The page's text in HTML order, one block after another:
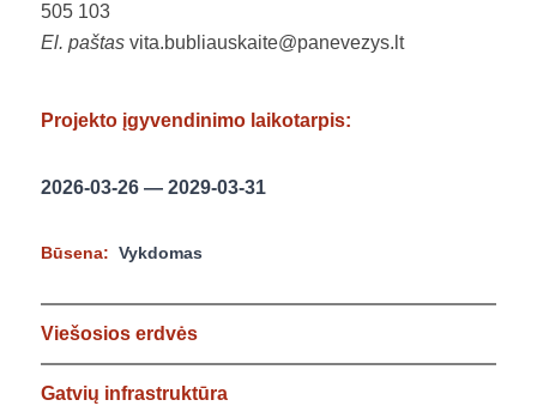
Projekto įgyvendinimo laikotarpis:
2026-03-26 — 2029-03-31
Būsena: Vykdomas
Viešosios erdvės
Gatvių infrastruktūra
505 103
El. paštasvita.bubliauskaite@panevezys.lt